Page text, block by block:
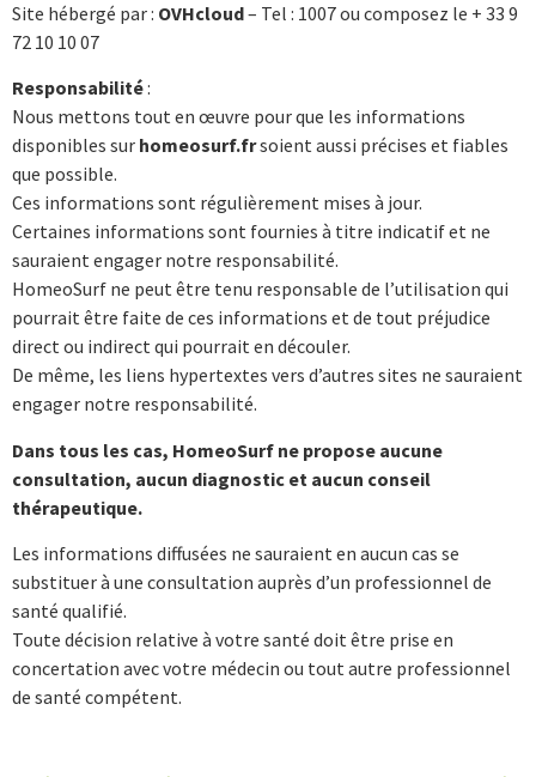
Site hébergé par : OVHcloud– Tel : 1007 ou composez le + 33 9
72 10 10 07
Responsabilité:
Nous mettons tout en œuvre pour que les informations
disponibles sur homeosurf.frsoient aussi précises et fiables
que possible.
Ces informations sont régulièrement mises à jour.
Certaines informations sont fournies à titre indicatif et ne
sauraient engager notre responsabilité.
HomeoSurf ne peut être tenu responsable de l’utilisation qui
pourrait être faite de ces informations et de tout préjudice
direct ou indirect qui pourrait en découler.
De même, les liens hypertextes vers d’autres sites ne sauraient
engager notre responsabilité.
Dans tous les cas, HomeoSurf ne propose aucune
consultation, aucun diagnostic et aucun conseil
thérapeutique.
Les informations diffusées ne sauraient en aucun cas se
substituer à une consultation auprès d’un professionnel de
santé qualifié.
Toute décision relative à votre santé doit être prise en
concertation avec votre médecin ou tout autre professionnel
de santé compétent.